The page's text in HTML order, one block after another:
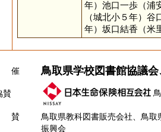
年）池口一歩（浦
（城北小５年）
年）坂口結香（米
鳥取県学校図書館協議
賛
鳥取県教科図書販売会社、鳥
振興会